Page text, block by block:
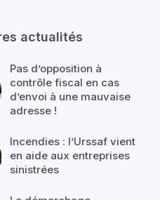
actualités
Pas d’opposition à
contrôle fiscal en cas
d’envoi à une mauvaise
adresse !
Incendies : l’Urssaf vient
en aide aux entreprises
sinistrées